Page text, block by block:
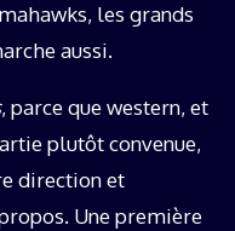
les grands
aussi.
, parce que western, et
plutôt convenue,
direction et
Une première